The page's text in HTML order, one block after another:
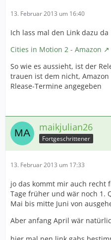
13. Februar 2013 um 16:40
Ich lass mal den Link dazu da
Cities in Motion 2 - Amazon
So wie es aussieht, ist der
trauen ist dem nicht,
Rlease-Termine angegeben
maikjulian26
Fortgeschrittener
13. Februar 2013 um 17:33
jo das kommt mir auch recht
Tage früher und wär noch 1.
Mai bis mitte Juni von
Aber anfang April wär